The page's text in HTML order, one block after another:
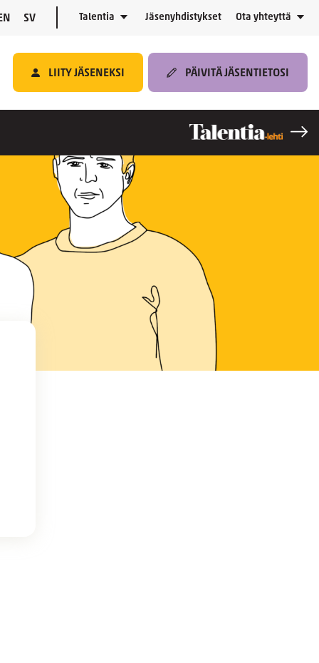
EN SV Talentia Jäsenyhdistykset Ota yhteyttä
LIITY JÄSENEKSI PÄIVITÄ JÄSENTIETOSI